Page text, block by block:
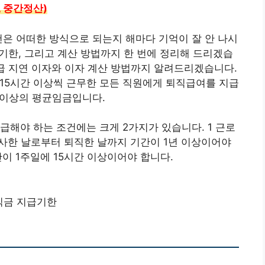
중간정산)
어떠한 방식으로 되는지 해마다 기억이 잘 안 나시
한, 그리고 계산 방법까지 한 번에 정리해 드리겠습
지연 이자와 이자 계산 방법까지 알려드리겠습니다.
시간 이상씩 근무한 모든 직원에게 퇴직급여를 지급
상의 평균임금입니다.
해야 하는 조건에는 크게 2가지가 있습니다. 1 근로
한 날로부터 퇴직한 날까지 기간이 1년 이상이어야
1주일에 15시간 이상이어야 합니다.
금 지급기한